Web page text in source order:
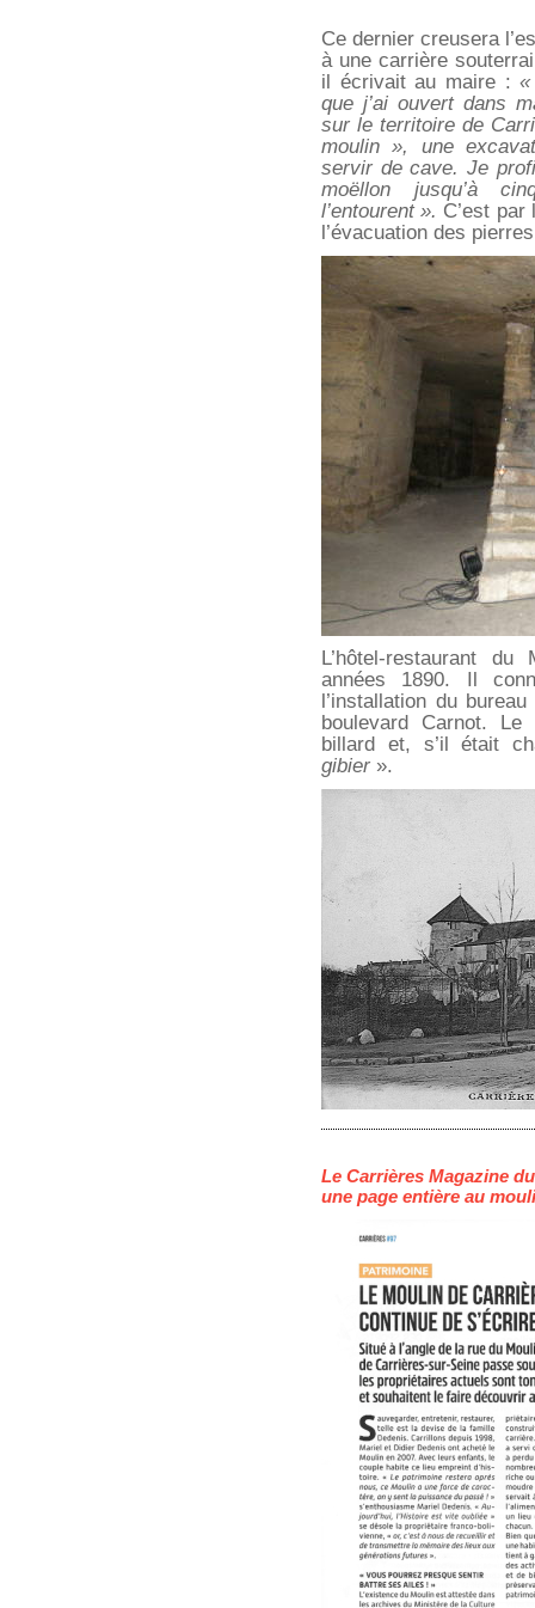
Ce dernier creusera
à une carrière
il écrivait au maire :«
que j’ai ouvert dans
sur le territoire de
moulin », une
servir de cave. Je
moëllon jusqu’à
l’entourent ». C’est
l’évacuation des
L’hôtel-restaurant
années 1890. Il
l’installation du
boulevard Carnot.
billard et, s’il était
gibier ».
Le Carrières Magazine
une page entière au